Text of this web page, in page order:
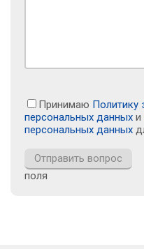
Принимаю Политику
персональных данных и
персональных данных
поля